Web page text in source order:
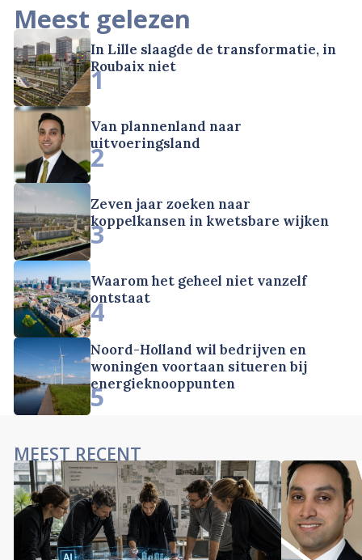
Meest gelezen
In Lille slaagde de transformatie, in
Roubaix niet
1
Van plannenland naar
uitvoeringsland
2
Zeven jaar zoeken naar
koppelkansen in kwetsbare wijken
3
Waarom het geheel niet vanzelf
ontstaat
4
Noord-Holland wil bedrijven en
woningen voortaan situeren bij
energieknooppunten
5
MEEST RECENT